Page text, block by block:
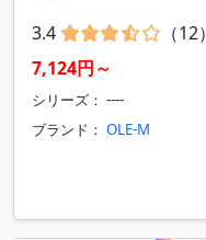
3.4
（12）
7,124円～
シリーズ： ----
ブランド： OLE-M